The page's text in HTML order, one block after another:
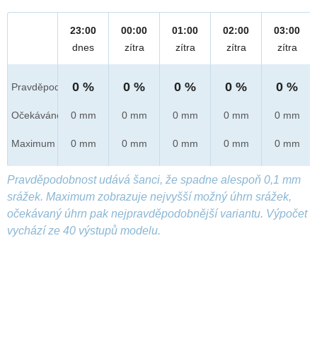
Pravděpod.
Očekáváno
Maximum
23:00
dnes
0 %
0 mm
0 mm
00:00
zítra
0 %
0 mm
0 mm
01:00
zítra
0 %
0 mm
0 mm
02:00
zítra
0 %
0 mm
0 mm
03:00
zítra
0 %
0 mm
0 mm
Pravděpodobnost udává šanci, že spadne alespoň 0,1 mm
srážek. Maximum zobrazuje nejvyšší možný úhrn srážek,
očekávaný úhrn pak nejpravděpodobnější variantu. Výpočet
vychází ze 40 výstupů modelu.